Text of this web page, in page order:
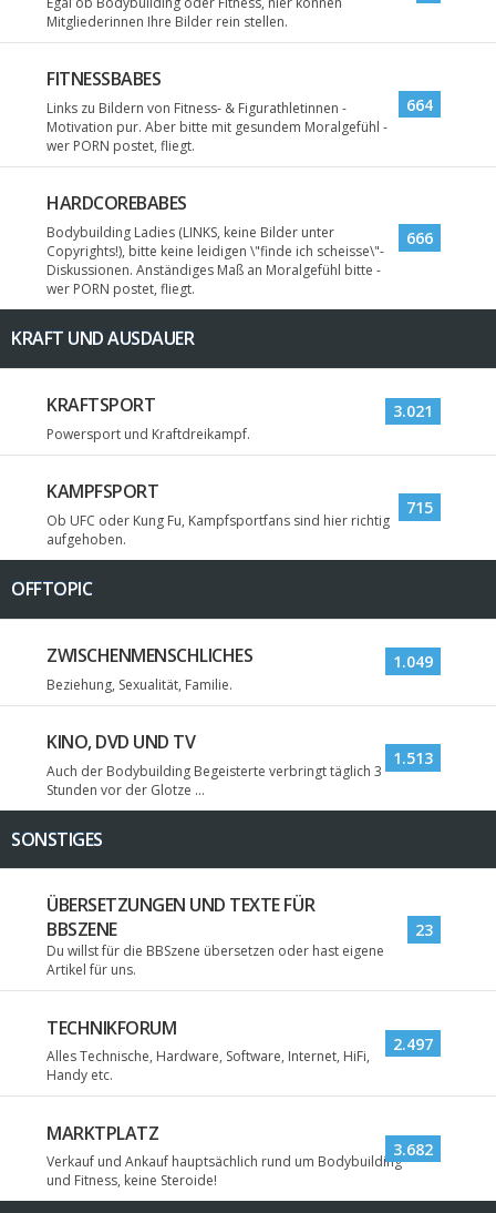
Mitgliederinnen Ihre Bilder rein stellen.
FITNESSBABES
Links zu Bildern von Fitness- & Figurathletinnen -
Motivation pur. Aber bitte mit gesundem Moralgefühl -
wer PORN postet, fliegt.
664
HARDCOREBABES
Bodybuilding Ladies (LINKS, keine Bilder unter
Copyrights!), bitte keine leidigen \"finde ich scheisse\"-
Diskussionen. Anständiges Maß an Moralgefühl bitte -
wer PORN postet, fliegt.
666
KRAFT UND AUSDAUER
KRAFTSPORT
Powersport und Kraftdreikampf.
3.021
KAMPFSPORT
Ob UFC oder Kung Fu, Kampfsportfans sind hier richtig
aufgehoben.
715
OFFTOPIC
ZWISCHENMENSCHLICHES
Beziehung, Sexualität, Familie.
1.049
KINO, DVD UND TV
Auch der Bodybuilding Begeisterte verbringt täglich 3
Stunden vor der Glotze ...
1.513
SONSTIGES
ÜBERSETZUNGEN UND TEXTE FÜR
BBSZENE
Du willst für die BBSzene übersetzen oder hast eigene
Artikel für uns.
23
TECHNIKFORUM
Alles Technische, Hardware, Software, Internet, HiFi,
Handy etc.
2.497
MARKTPLATZ
Verkauf und Ankauf hauptsächlich rund um Bodybuilding
und Fitness, keine Steroide!
3.682